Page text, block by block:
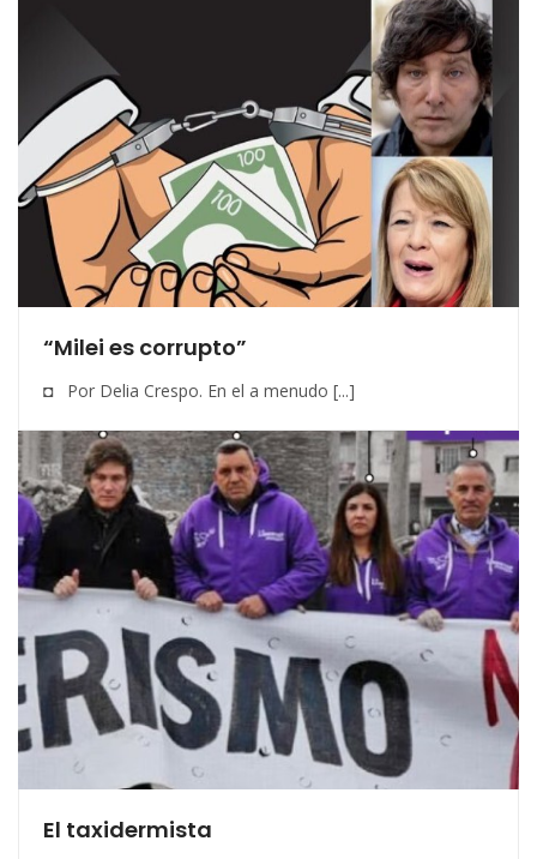
“Milei es corrupto”
◘ Por Delia Crespo. En el a menudo [...]
El taxidermista